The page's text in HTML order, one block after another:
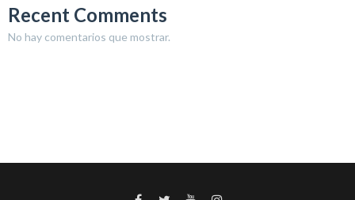
Recent Comments
No hay comentarios que mostrar.